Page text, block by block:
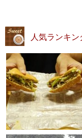
人気ランキン